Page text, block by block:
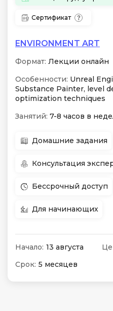
Сертификат
ENVIRONMENT ART
Формат: Лекции онлайн
Особенности: Unreal
Substance Painter, level
optimization techniques
Занятий: 7-8 часов в
Домашние задания
Консультация
Бессрочный доступ
Для начинающих
Начало: 13 августа
Срок: 5 месяцев